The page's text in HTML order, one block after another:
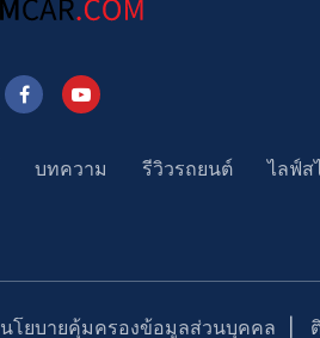
บทความ รีวิวรถยนต์ ไลฟ์ส
นโยบายคุ้มครองข้อมูลส่วนบุคคล